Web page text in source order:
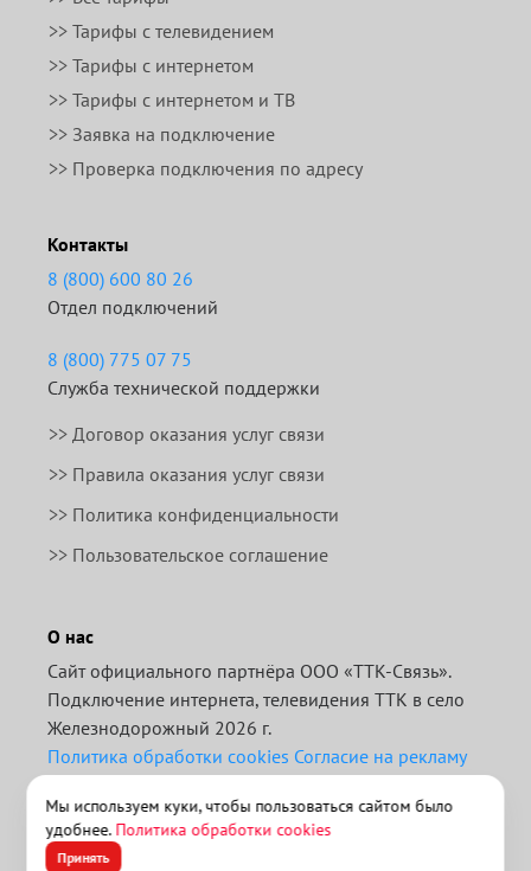
>> Тарифы с телевидением
>> Тарифы с интернетом
>> Тарифы с интернетом и ТВ
>> Заявка на подключение
>> Проверка подключения по адресу
Контакты
8 (800) 600 80 26
Отдел подключений
8 (800) 775 07 75
Служба технической поддержки
>> Договор оказания услуг связи
>> Правила оказания услуг связи
>> Политика конфиденциальности
>> Пользовательское соглашение
О нас
Сайт официального партнёра ООО «ТТК-Связь».
Подключение интернета, телевидения ТТК в село
Железнодорожный 2026 г.
Политика обработки cookies Согласие на рекламу
рассылок от данного ресурса можно настранице
>> ТТК для бизнеса
Мы используем куки, чтобы пользоваться сайтом было
удобнее. Политика обработки cookies
Принять